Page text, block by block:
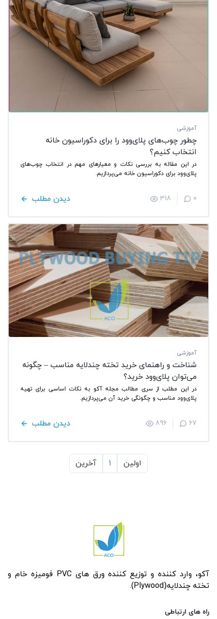
آموزشی
چطور چوب‌های پلای‌وود را برای دکوراسیون خانه
انتخاب کنیم؟
در این مقاله به بررسی نکات و معیارهای مهم در انتخاب چوب‌های
پلای‌وود برای دکوراسیون خانه می‌پردازیم.
دیدن مطلب 318 0
آموزشی
شناخت و راهنمای خرید تخته چند‌لایه مناسب – چگونه
می‌توان پلای‌وود خرید؟
در این مطلب از سری مطالب مجله آکو به نکات اساسی برای تهیه
پلای‌وود مناسب و چگونگی خرید آن می‌پردازیم.
دیدن مطلب 896 67
اولین 1 آخرین
آکو، وارد کننده و توزیع کننده ورق های PVC فومیزه خام و
تخته چندلایه(Plywood).
راه های ارتباطی